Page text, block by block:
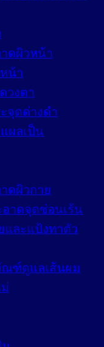
ดผิวหน้า
น้า
วงตา
จุดด่างดำ
ผลเป็น
ดผิวกาย
าดจุดซ่อนเร้น
และแป้งทาตัว
ฑ์ดูแลเส้นผม